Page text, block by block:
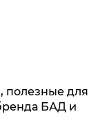
полезные для
БАД и